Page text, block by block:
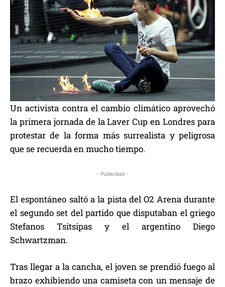
Un activista contra el cambio climático aprovechó
la primera jornada de la Laver Cup en Londres para
protestar de la forma más surrealista y peligrosa
que se recuerda en mucho tiempo.
- Publicidad -
El espontáneo saltó a la pista del O2 Arena durante
el segundo set del partido que disputaban el griego
Stefanos Tsitsipas y el argentino Diego
Schwartzman.
Tras llegar a la cancha, el joven se prendió fuego al
brazo exhibiendo una camiseta con un mensaje de